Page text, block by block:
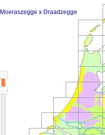
Moeraszegge x Draadzegge